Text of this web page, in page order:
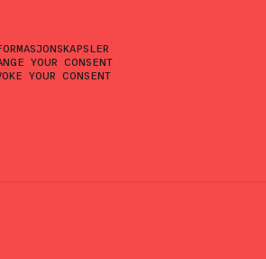
YOUR CONSENT
YOUR CONSENT